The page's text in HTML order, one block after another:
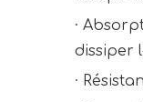
·
dissiper
·